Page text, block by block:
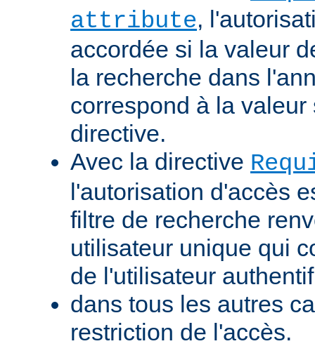
attribute,
accordée si la valeur
la recherche dans
correspond à la
directive.
Avec la directive
l'autorisation d'accès
filtre de recherche
utilisateur unique qui
de l'utilisateur
dans tous les autres
restriction de l'accès.